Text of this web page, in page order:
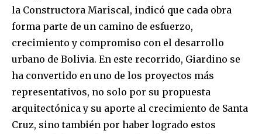
la Constructora Mariscal, indicó que cada obra
forma parte de un camino de esfuerzo,
crecimiento y compromiso con el desarrollo
urbano de Bolivia. En este recorrido, Giardino se
ha convertido en uno de los proyectos más
representativos, no solo por su propuesta
arquitectónica y su aporte al crecimiento de Santa
Cruz, sino también por haber logrado estos